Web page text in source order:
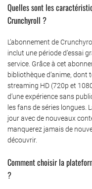
Quelles sont les
Crunchyroll ?
L’abonnement de
inclut une période d’essai
service. Grâce à cet
bibliothèque d’anime, dont
streaming HD (720p et
d’une expérience sans
les fans de séries longues.
jour avec de nouveaux
manquerez jamais de
découvrir.
Comment choisir la
?